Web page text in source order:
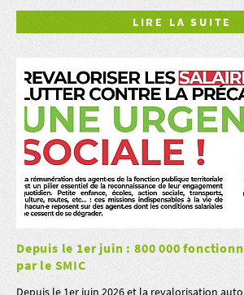
LIRE LA SUITE
Depuis le 1er juin : 800 000
par le SMIC
Depuis le 1er juin 2026 et la revalorisation